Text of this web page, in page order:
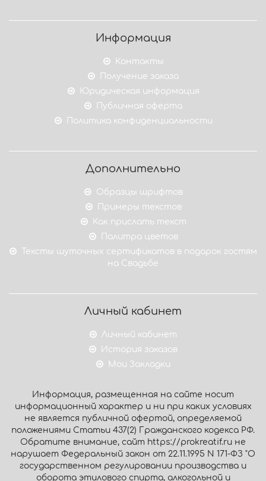
Информация
Контакты
Получение заказа
Юридическая информация
Публичная оферта
Политика конфиденциальности
Дополнительно
Образцы шрифтов
Примеры текстов
Как прислать текст
Палитра цветов
Тексты шуточных сертификатов в подарок гостям
на Свадьбе
Личный кабинет
Личный кабинет
История заказов
Мои Закладки
Информация, размещенная на сайте носит
информационный характер и ни при каких условиях
не является публичной офертой, определяемой
положениями Статьи 437(2) Гражданского кодекса РФ.
Обратите внимание, сайт https://prokreatif.ru не
нарушает Федеральный закон от 22.11.1995 N 171-ФЗ "О
государственном регулировании производства и
оборота этилового спирта, алкогольной и